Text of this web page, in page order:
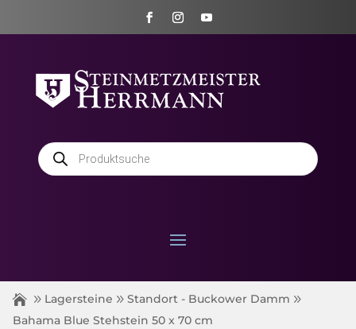
Products
search
Lagersteine
Standort - Buckower Damm
Bahama Blue Stehstein 50 x 70 cm